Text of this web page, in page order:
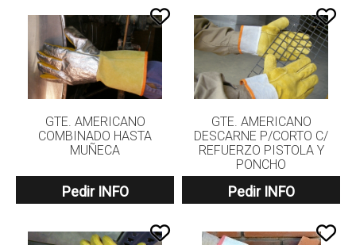
GTE. AMERICANO
COMBINADO HASTA
MUÑECA
Pedir INFO
GTE. AMERICANO
DESCARNE P/CORTO C/
REFUERZO PISTOLA Y
PONCHO
Pedir INFO